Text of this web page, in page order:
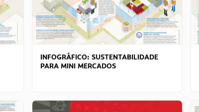
INFOGRÁFICO: SUSTENTABILIDADE
PARA MINI MERCADOS